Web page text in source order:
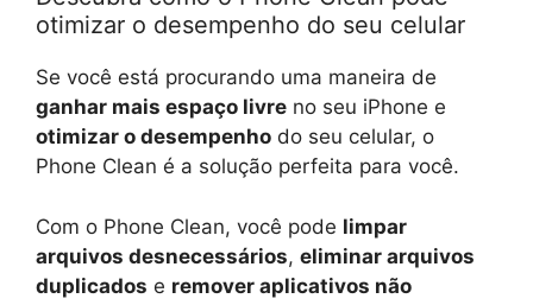
otimizar o desempenho do seu celular
Se você está procurando uma maneira de
ganhar mais espaço livre no seu iPhone e
otimizar o desempenho do seu celular, o
Phone Clean é a solução perfeita para você.
Com o Phone Clean, você pode limpar
arquivos desnecessários, eliminar arquivos
duplicados e remover aplicativos não